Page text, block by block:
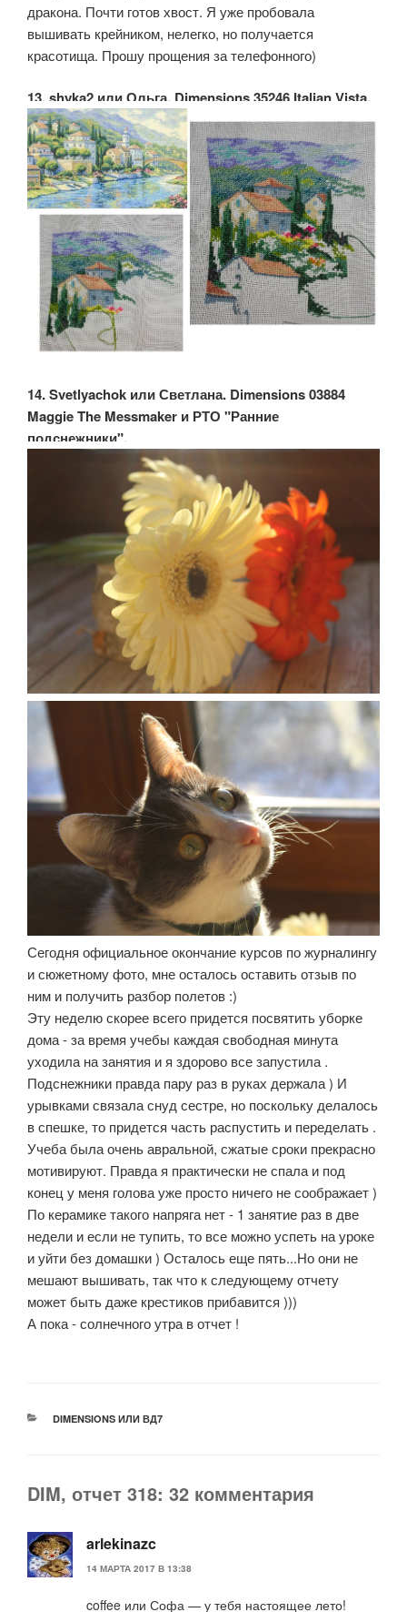
дракона. Почти готов хвост. Я уже пробовала
вышивать крейником, нелегко, но получается
красотища. Прошу прощения за телефонного)
13. shyka2 или Ольга. Dimensions 35246 Italian Vista.
14. Svetlyachok или Светлана. Dimensions 03884
Maggie The Messmaker и РТО "Ранние
подснежники".
Сегодня официальное окончание курсов по журналингу
и сюжетному фото, мне осталось оставить отзыв по
ним и получить разбор полетов :)
Эту неделю скорее всего придется посвятить уборке
дома - за время учебы каждая свободная минута
уходила на занятия и я здорово все запустила .
Подснежники правда пару раз в руках держала ) И
урывками связала снуд сестре, но поскольку делалось
в спешке, то придется часть распустить и переделать .
Учеба была очень авральной, сжатые сроки прекрасно
мотивируют. Правда я практически не спала и под
конец у меня голова уже просто ничего не соображает )
По керамике такого напряга нет - 1 занятие раз в две
недели и если не тупить, то все можно успеть на уроке
и уйти без домашки ) Осталось еще пять...Но они не
мешают вышивать, так что к следующему отчету
может быть даже крестиков прибавится )))
А пока - солнечного утра в отчет !
РУБРИКИ
DIMENSIONS ИЛИ ВД7
DIM, отчет 318: 32 комментария
arlekinazc
14 МАРТА 2017 В 13:38
coffee или Софа — у тебя настоящее лето!